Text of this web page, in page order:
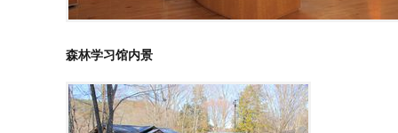
森林学习馆内景